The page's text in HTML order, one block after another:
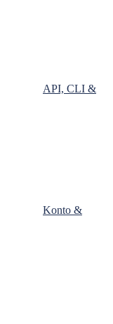
API, CLI &
Konto &